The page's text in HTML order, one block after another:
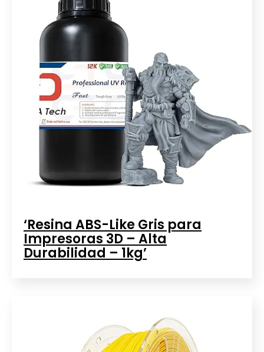
‘Resina ABS-Like Gris para
Impresoras 3D – Alta
Durabilidad – 1kg’